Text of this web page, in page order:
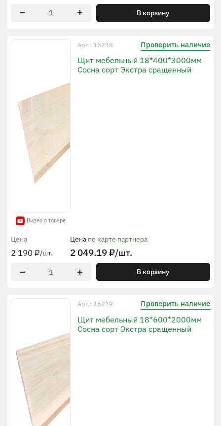
В корзину
Видео о товаре
Арт.: 16218 Проверить наличие
Щит мебельный 18*400*3000мм
Сосна сорт Экстра сращенный
Цена
2 190₽/шт.
Цена по карте партнера
2 049.19₽/шт.
В корзину
Арт.: 16219 Проверить наличие
Щит мебельный 18*600*2000мм
Сосна сорт Экстра сращенный